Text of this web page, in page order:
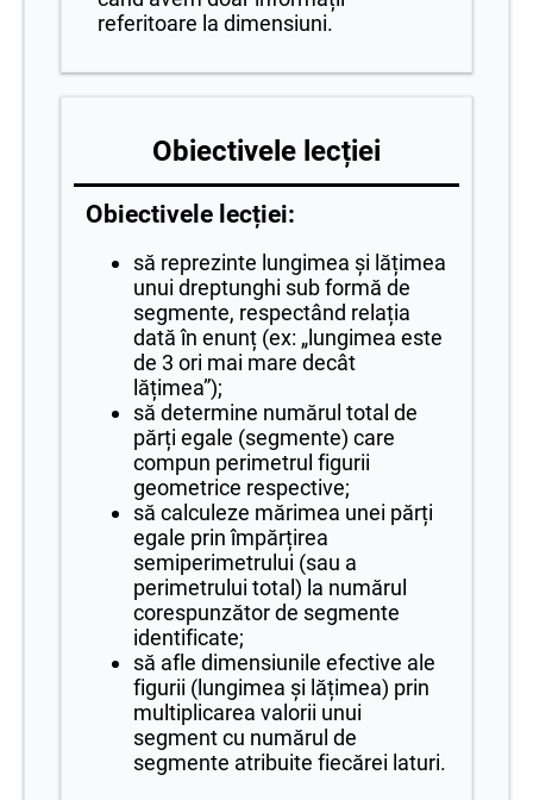
referitoare la dimensiuni.
Obiectivele lecției
Obiectivele lecției:
să reprezinte lungimea și lățimea
unui dreptunghi sub formă de
segmente, respectând relația
dată în enunț (ex: „lungimea este
de 3 ori mai mare decât
lățimea”);
să determine numărul total de
părți egale (segmente) care
compun perimetrul figurii
geometrice respective;
să calculeze mărimea unei părți
egale prin împărțirea
semiperimetrului (sau a
perimetrului total) la numărul
corespunzător de segmente
identificate;
să afle dimensiunile efective ale
figurii (lungimea și lățimea) prin
multiplicarea valorii unui
segment cu numărul de
segmente atribuite fiecărei laturi.